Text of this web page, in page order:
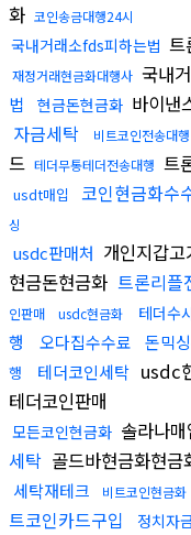
화 코인송금대행24시
국내거래소fds피하는법 트
재정거래현금화대행사 국내
법
현금돈현금화 바이낸
자금세탁
비트코인전송대행
드 테더무통테더전송대행 트
usdt매입 코인현금화수
싱
usdc판매처 개인지갑고
현금돈현금화 트론리플
인판매
usdc현금화 테더수
행
오다집수수료 돈믹
행
테더코인세탁 usdc
테더코인판매
모든코인현금화 솔라나매
세탁 골드바현금화현금
세탁재테크 비트코인현금화
트코인카드구입
정치자